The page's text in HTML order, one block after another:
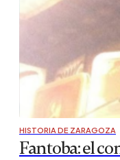
HISTORIA DE ZARAGOZA
Fantoba: el